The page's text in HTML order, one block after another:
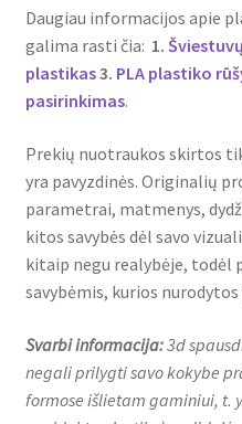
Daugiau informacijos apie
galima rasti čia: 1.
plastikas3. PLA plastiko
pasirinkimas.
Prekių nuotraukos skirtos
yra pavyzdinės. Originalių
parametrai, matmenys,
kitos savybės dėl savo
kitaip negu realybėje, todėl
savybėmis, kurios
Svarbi informacija:3d
negali prilygti savo kokybe
formose išlietam gaminiui, t.